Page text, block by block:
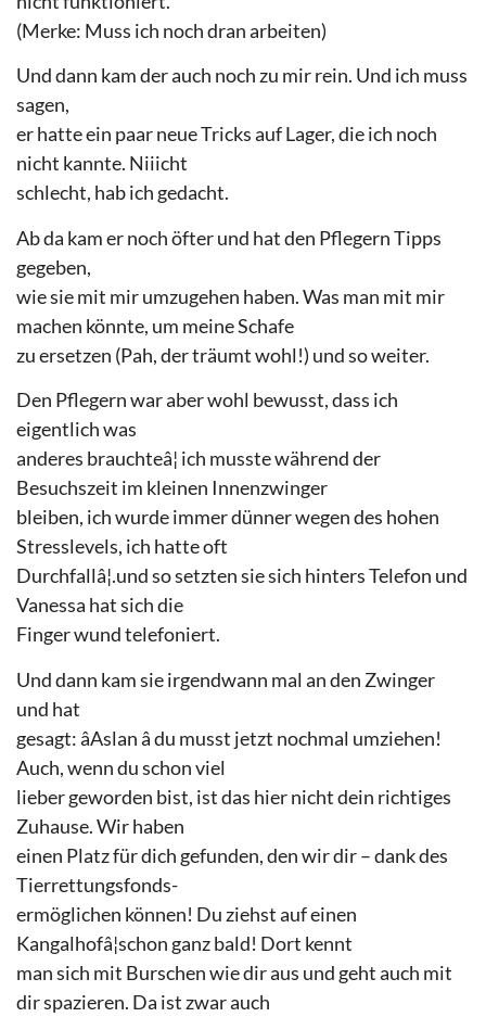
(Merke: Muss ich noch dran arbeiten)
Und dann kam der auch noch zu mir rein. Und ich muss
sagen,
er hatte ein paar neue Tricks auf Lager, die ich noch
nicht kannte. Niiicht
schlecht, hab ich gedacht.
Ab da kam er noch öfter und hat den Pflegern Tipps
gegeben,
wie sie mit mir umzugehen haben. Was man mit mir
machen könnte, um meine Schafe
zu ersetzen (Pah, der träumt wohl!) und so weiter.
Den Pflegern war aber wohl bewusst, dass ich
eigentlich was
anderes brauchteâ¦ ich musste während der
Besuchszeit im kleinen Innenzwinger
bleiben, ich wurde immer dünner wegen des hohen
Stresslevels, ich hatte oft
Durchfallâ¦.und so setzten sie sich hinters Telefon und
Vanessa hat sich die
Finger wund telefoniert.
Und dann kam sie irgendwann mal an den Zwinger
und hat
gesagt: âAslan â du musst jetzt nochmal umziehen!
Auch, wenn du schon viel
lieber geworden bist, ist das hier nicht dein richtiges
Zuhause. Wir haben
einen Platz für dich gefunden, den wir dir – dank des
Tierrettungsfonds-
ermöglichen können! Du ziehst auf einen
Kangalhofâ¦schon ganz bald! Dort kennt
man sich mit Burschen wie dir aus und geht auch mit
dir spazieren. Da ist zwar auch